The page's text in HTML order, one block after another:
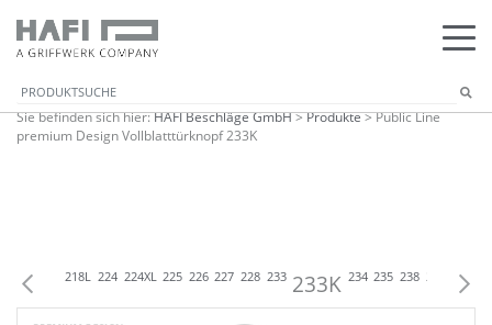
Sie befinden sich hier:HAFI Beschläge GmbH>Produkte>Public Line
premium Design Vollblatttürknopf 233K
215 218L 224 224XL 225 226 227 228 233 233K 234 235 238 243 244